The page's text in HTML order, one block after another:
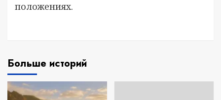
положениях.
Больше историй